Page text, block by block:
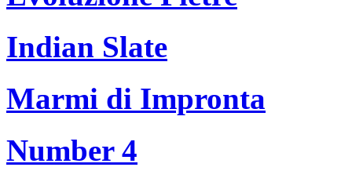
Indian Slate
Marmi di Impronta
Number 4